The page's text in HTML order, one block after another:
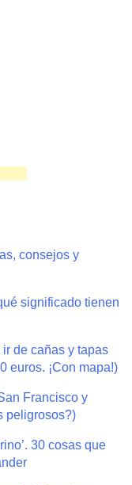
consejos y
significado tienen
de cañas y tapas
euros. ¡Con mapa!)
Francisco y
peligrosos?)
30 cosas que